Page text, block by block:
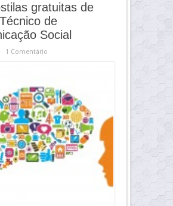
gratuitas de
de
Social
1 Comentário